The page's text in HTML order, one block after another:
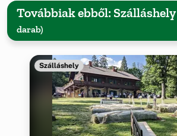
Továbbiak ebből: Szálláshely
darab)
Szálláshely